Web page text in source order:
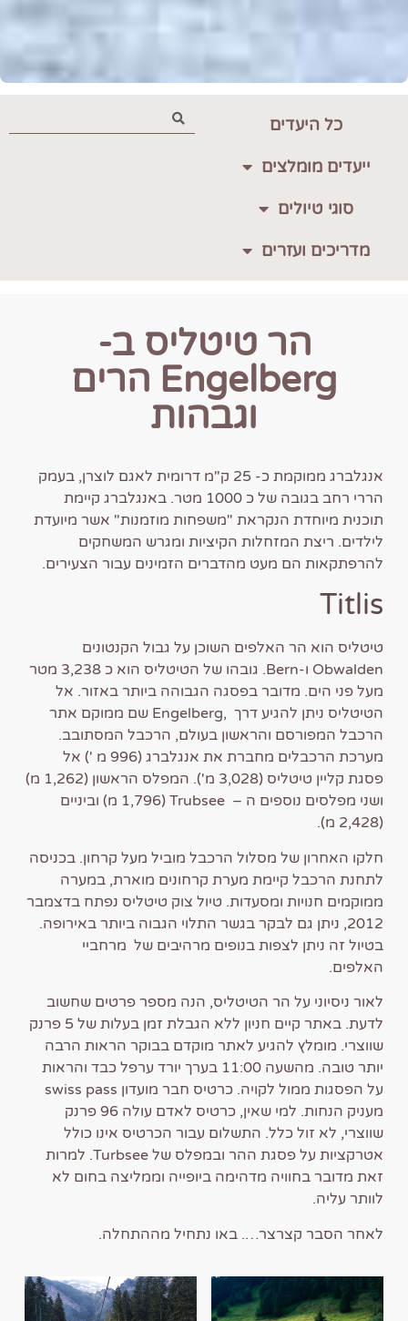
כל היעדים
ייעדים מומלצים
סוגי טיולים
מדריכים ועזרים
הר טיטליס ב-
Engelberg הרים
וגבהות
אנגלברג ממוקמת כ- 25 ק"מ דרומית לאגם לוצרן, בעמק
הררי רחב בגובה של כ 1000 מטר. באנגלברג קיימת
תוכנית מיוחדת הנקראת "משפחות מוזמנות" אשר מיועדת
לילדים. ריצת המזחלות הקיציות ומגרש המשחקים
להרפתקאות הם מעט מהדברים הזמינים עבור הצעירים.
Titlis
טיטליס הוא הר האלפים השוכן על גבול הקנטונים
Obwalden ו-Bern. גובהו של הטיטליס הוא כ 3,238 מטר
מעל פני הים. מדובר בפסגה הגבוהה ביותר באזור. אל
הטיטליס ניתן להגיע דרך ,Engelberg שם ממוקם אתר
הרכבל המפורסם והראשון בעולם, הרכבל המסתובב.
מערכת הרכבלים מחברת את אנגלברג (996 מ ') אל
פסגת קליין טיטליס (3,028 מ'). המפלס הראשון (1,262 מ)
ושני מפלסים נוספים ה – Trubsee (1,796 מ) וביניים
(2,428 מ).
חלקו האחרון של מסלול הרכבל מוביל מעל קרחון. בכניסה
לתחנת הרכבל קיימת מערת קרחונים מוארת, במערה
ממוקמים חנויות ומסעדות. טיול צוק טיטליס נפתח בדצמבר
2012, ניתן גם לבקר בגשר התלוי הגבוה ביותר באירופה.
בטיול זה ניתן לצפות בנופים מרהיבים של מרחביי
האלפים.
לאור ניסיוני על הר הטיטליס, הנה מספר פרטים שחשוב
לדעת. באתר קיים חניון ללא הגבלת זמן בעלות של 5 פרנק
שווצרי. מומלץ להגיע לאתר מוקדם בבוקר הראות הרבה
יותר טובה. מהשעה 11:00 בערך יורד ערפל כבד והראות
על הפסגות ממול לקויה. כרטיס חבר מועדון swiss pass
מעניק הנחות. למי שאין, כרטיס לאדם עולה 96 פרנק
שווצרי, לא זול כלל. התשלום עבור הכרטיס אינו כולל
אטרקציות על פסגת ההר ובמפלס של Turbsee. למרות
זאת מדובר בחוויה מדהימה ביופייה וממליצה בחום לא
לוותר עליה.
לאחר הסבר קצרצר…. באו נתחיל מההתחלה.